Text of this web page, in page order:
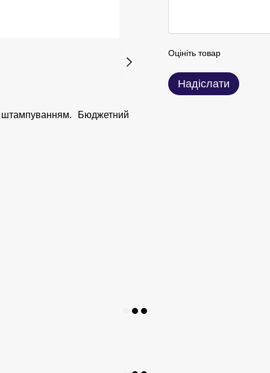
Бюджетний
Оцініть товар
Надіслати